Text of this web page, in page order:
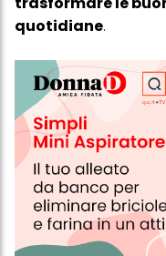
quotidiane.